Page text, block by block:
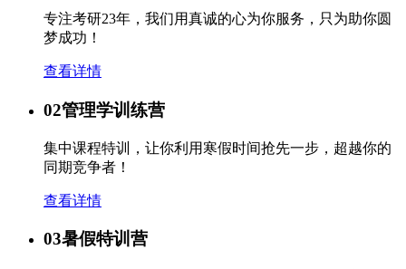
专注考研23年，我们用真诚的心为你服务，只为助你圆
梦成功！
查看详情
02管理学训练营
集中课程特训，让你利用寒假时间抢先一步，超越你的
同期竞争者！
查看详情
03暑假特训营